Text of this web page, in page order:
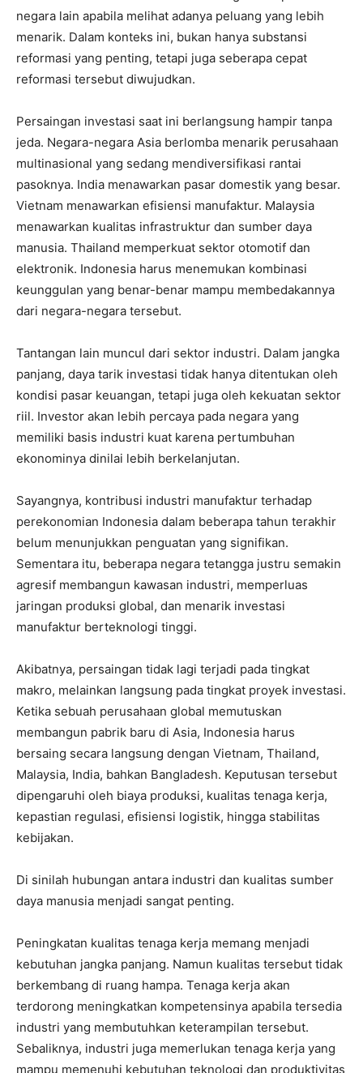
negara lain apabila melihat adanya peluang yang lebih
menarik. Dalam konteks ini, bukan hanya substansi
reformasi yang penting, tetapi juga seberapa cepat
reformasi tersebut diwujudkan.
Persaingan investasi saat ini berlangsung hampir tanpa
jeda. Negara-negara Asia berlomba menarik perusahaan
multinasional yang sedang mendiversifikasi rantai
pasoknya. India menawarkan pasar domestik yang besar.
Vietnam menawarkan efisiensi manufaktur. Malaysia
menawarkan kualitas infrastruktur dan sumber daya
manusia. Thailand memperkuat sektor otomotif dan
elektronik. Indonesia harus menemukan kombinasi
keunggulan yang benar-benar mampu membedakannya
dari negara-negara tersebut.
Tantangan lain muncul dari sektor industri. Dalam jangka
panjang, daya tarik investasi tidak hanya ditentukan oleh
kondisi pasar keuangan, tetapi juga oleh kekuatan sektor
riil. Investor akan lebih percaya pada negara yang
memiliki basis industri kuat karena pertumbuhan
ekonominya dinilai lebih berkelanjutan.
Sayangnya, kontribusi industri manufaktur terhadap
perekonomian Indonesia dalam beberapa tahun terakhir
belum menunjukkan penguatan yang signifikan.
Sementara itu, beberapa negara tetangga justru semakin
agresif membangun kawasan industri, memperluas
jaringan produksi global, dan menarik investasi
manufaktur berteknologi tinggi.
Akibatnya, persaingan tidak lagi terjadi pada tingkat
makro, melainkan langsung pada tingkat proyek investasi.
Ketika sebuah perusahaan global memutuskan
membangun pabrik baru di Asia, Indonesia harus
bersaing secara langsung dengan Vietnam, Thailand,
Malaysia, India, bahkan Bangladesh. Keputusan tersebut
dipengaruhi oleh biaya produksi, kualitas tenaga kerja,
kepastian regulasi, efisiensi logistik, hingga stabilitas
kebijakan.
Di sinilah hubungan antara industri dan kualitas sumber
daya manusia menjadi sangat penting.
Peningkatan kualitas tenaga kerja memang menjadi
kebutuhan jangka panjang. Namun kualitas tersebut tidak
berkembang di ruang hampa. Tenaga kerja akan
terdorong meningkatkan kompetensinya apabila tersedia
industri yang membutuhkan keterampilan tersebut.
Sebaliknya, industri juga memerlukan tenaga kerja yang
mampu memenuhi kebutuhan teknologi dan produktivitas